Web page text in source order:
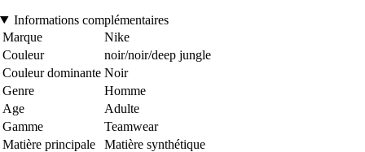
Informations complémentaires
Marque
Nike
Couleur
noir/noir/deep jungle
Couleur dominante Noir
Genre
Homme
Age
Adulte
Gamme
Teamwear
Matière principale
Matière synthétique